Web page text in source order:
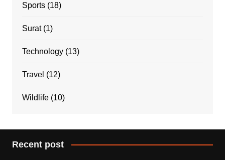
Sports(18)
Surat(1)
Technology(13)
Travel (12)
Wildlife(10)
Recent post